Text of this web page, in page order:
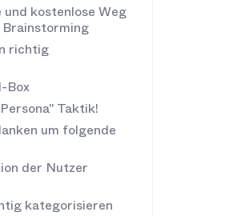
kostenlose Weg
richtig
Box
Taktik!
um folgende
der Nutzer
kategorisieren